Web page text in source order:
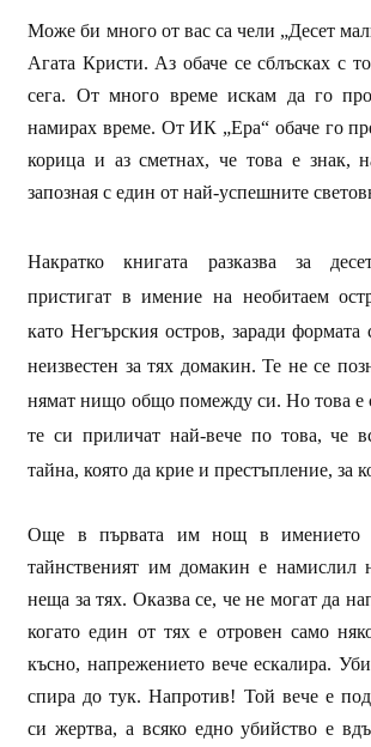
Може би много от вас са чели „Десет
Агата Кристи. Аз обаче се сблъсках с
сега. От много време искам да го
намирах време. От ИК „Ера“ обаче го
корица и аз сметнах, че това е знак,
запозная с един от най-успешните
Накратко книгата разказва за
пристигат в имение на необитаем
като Негърския остров, заради
неизвестен за тях домакин. Те не се
нямат нищо общо помежду си. Но това е
те си приличат най-вече по това, че
тайна, която да крие и престъпление, за
Още в първата им нощ в имението
тайнственият им домакин е намислил
неща за тях. Оказва се, че не могат да
когато един от тях е отровен само
късно, напрежението вече ескалира.
спира до тук. Напротив! Той вече е
си жертва, а всяко едно убийство е